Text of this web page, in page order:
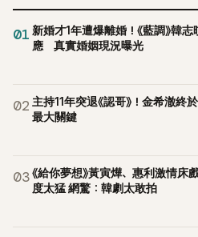
01 新婚才1年遭爆離婚！《藍調》韓
應 真實婚姻現況曝光
02 主持11年突退《認哥》！金希澈
最大關鍵
03《給你夢想》黃寅燁、惠利激情床
度太猛 網驚：韓劇太敢拍